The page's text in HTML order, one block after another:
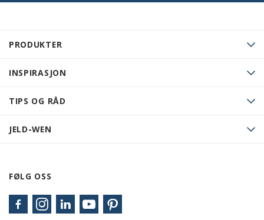
PRODUKTER
INSPIRASJON
TIPS OG RÅD
JELD-WEN
FØLG OSS